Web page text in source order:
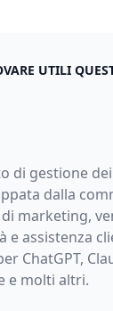
UTILI
di gestione
dalla
marketing,
assistenza
ChatGPT,
e molti altri.